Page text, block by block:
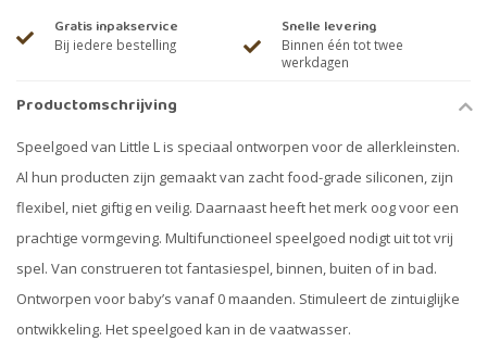
Gratis inpakservice
Bij iedere bestelling
Snelle levering
Binnen één tot twee
werkdagen
Productomschrijving
Speelgoed van Little L is speciaal ontworpen voor de allerkleinsten.
Al hun producten zijn gemaakt van zacht food-grade siliconen, zijn
flexibel, niet giftig en veilig. Daarnaast heeft het merk oog voor een
prachtige vormgeving. Multifunctioneel speelgoed nodigt uit tot vrij
spel. Van construeren tot fantasiespel, binnen, buiten of in bad.
Ontworpen voor baby’s vanaf 0 maanden. Stimuleert de zintuiglijke
ontwikkeling. Het speelgoed kan in de vaatwasser.